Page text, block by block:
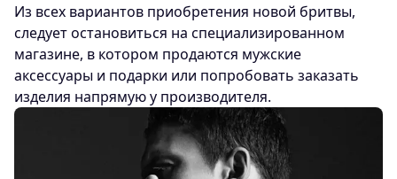
Из всех вариантов приобретения новой бритвы,
следует остановиться на специализированном
магазине, в котором продаются мужские
аксессуары и подарки или попробовать заказать
изделия напрямую у производителя.